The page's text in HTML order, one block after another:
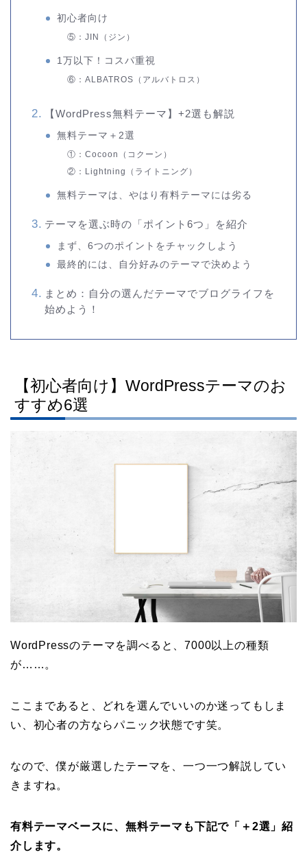
初心者向け
⑤：JIN（ジン）
1万以下！コスパ重視
⑥：ALBATROS（アルバトロス）
【WordPress無料テーマ】+2選も解説
無料テーマ＋2選
①：Cocoon（コクーン）
②：Lightning（ライトニング）
無料テーマは、やはり有料テーマには劣る
テーマを選ぶ時の「ポイント6つ」を紹介
まず、6つのポイントをチャックしよう
最終的には、自分好みのテーマで決めよう
まとめ：自分の選んだテーマでブログライフを
始めよう！
【初心者向け】WordPressテーマのお
すすめ6選
WordPressのテーマを調べると、7000以上の種類
が……。
ここまであると、どれを選んでいいのか迷ってもしま
い、初心者の方ならパニック状態です笑。
なので、僕が厳選したテーマを、一つ一つ解説してい
きますね。
有料テーマベースに、無料テーマも下記で「＋2選」紹
介します。